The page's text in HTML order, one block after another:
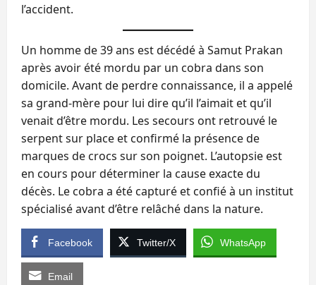
l’accident.
Un homme de 39 ans est décédé à Samut Prakan
après avoir été mordu par un cobra dans son
domicile. Avant de perdre connaissance, il a appelé
sa grand-mère pour lui dire qu’il l’aimait et qu’il
venait d’être mordu. Les secours ont retrouvé le
serpent sur place et confirmé la présence de
marques de crocs sur son poignet. L’autopsie est
en cours pour déterminer la cause exacte du
décès. Le cobra a été capturé et confié à un institut
spécialisé avant d’être relâché dans la nature.
Facebook Twitter/X WhatsApp
Email